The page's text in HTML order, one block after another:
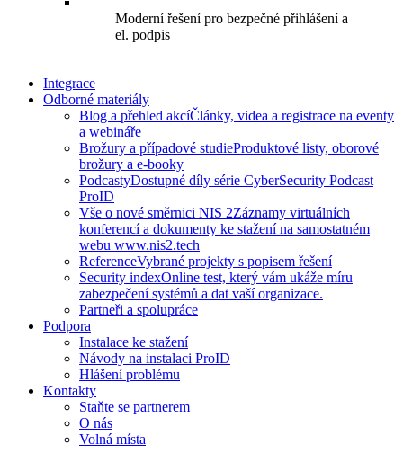
Moderní řešení pro bezpečné přihlášení a
el. podpis
Integrace
Odborné materiály
Blog a přehled akcíČlánky, videa a registrace na eventy
a webináře
Brožury a případové studieProduktové listy, oborové
brožury a e-booky
PodcastyDostupné díly série CyberSecurity Podcast
ProID
Vše o nové směrnici NIS 2Záznamy virtuálních
konferencí a dokumenty ke stažení na samostatném
webu www.nis2.tech
ReferenceVybrané projekty s popisem řešení
Security indexOnline test, který vám ukáže míru
zabezpečení systémů a dat vaší organizace.
Partneři a spolupráce
Podpora
Instalace ke stažení
Návody na instalaci ProID
Hlášení problému
Kontakty
Staňte se partnerem
O nás
Volná místa